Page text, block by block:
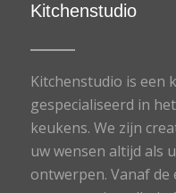
Kitchenstudio
Kitchenstudio is een
gespecialiseerd in
keukens. We zijn
uw wensen altijd als
ontwerpen. Vanaf